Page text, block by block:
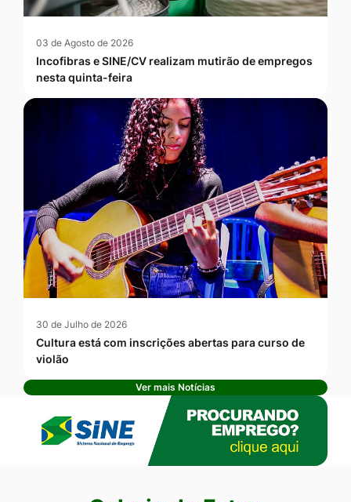
03 de Agosto de 2026
Incofibras e SINE/CV realizam mutirão de empregos
nesta quinta-feira
30 de Julho de 2026
Cultura está com inscrições abertas para curso de
violão
Ver mais Notícias